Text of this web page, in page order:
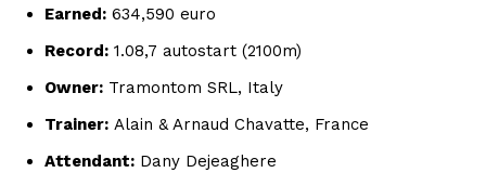
Earned: 634,590 euro
Record: 1.08,7 autostart (2100m)
Owner: Tramontom SRL, Italy
Trainer: Alain & Arnaud Chavatte, France
Attendant: Dany Dejeaghere